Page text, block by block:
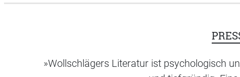
»Wollschlägers Literatur ist psychologisch